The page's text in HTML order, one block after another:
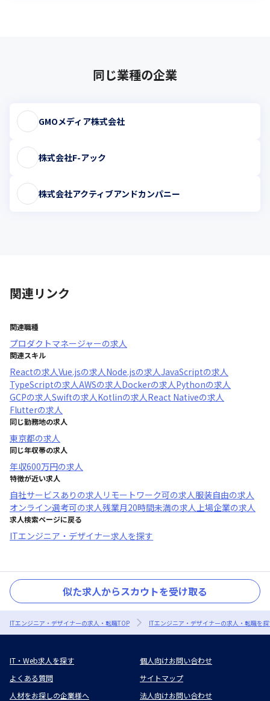
同じ業種の企業
GMOメディア株式会社
株式会社F-アック
株式会社アクティブアンドカンパニー
関連リンク
関連職種
プロダクトマネージャーの求人
関連スキル
Reactの求人Vue.jsの求人Node.jsの求人JavaScriptの求人
TypeScriptの求人AWSの求人Dockerの求人Pythonの求人
GCPの求人Swiftの求人Kotlinの求人React Nativeの求人
Flutterの求人
同じ勤務地の求人
東京都の求人
同じ年収帯の求人
年収600万円の求人
特徴が近い求人
自社サービスあり の求人 リモートワーク可の求人服装自由の求人
オンライン選考可の求人残業月20時間未満の求人上場企業の求人
求人検索ページに戻る
ITエンジニア・デザイナー求人を探す
似た求人からスカウトを受け取る
ITエンジニア・デザイナーの求人・転職TOP ITエンジニア・デザイナーの求人・転職を
IT・Web求人を探す
個人向けお問い合わせ
よくある質問
サイトマップ
人材をお探しの企業様へ
法人向けお問い合わせ